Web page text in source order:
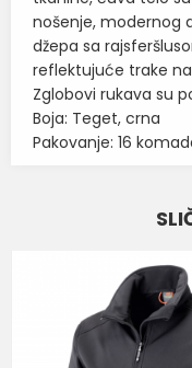
nošenje, modernog
džepa sa
reflektujuće trake
Zglobovi rukava su
Boja: Teget, crna
Pakovanje: 16
Poruka